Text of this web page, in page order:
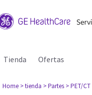
Tienda Ofertas
Home > tienda > Partes > PET/CT